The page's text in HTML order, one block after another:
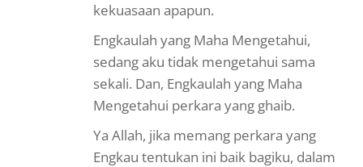
kekuasaan apapun.
Engkaulah yang Maha Mengetahui,
sedang aku tidak mengetahui sama
sekali. Dan, Engkaulah yang Maha
Mengetahui perkara yang ghaib.
Ya Allah, jika memang perkara yang
Engkau tentukan ini baik bagiku, dalam